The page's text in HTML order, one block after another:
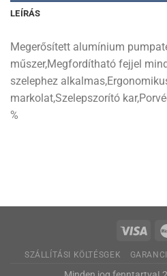
LEÍRÁS
Megerősített alumínium
műszer,Megfordítható fejjel
szelephez
markolat,Szelepszorító
%
SZÁLLÍTÁSI KÖLTÉSGEK